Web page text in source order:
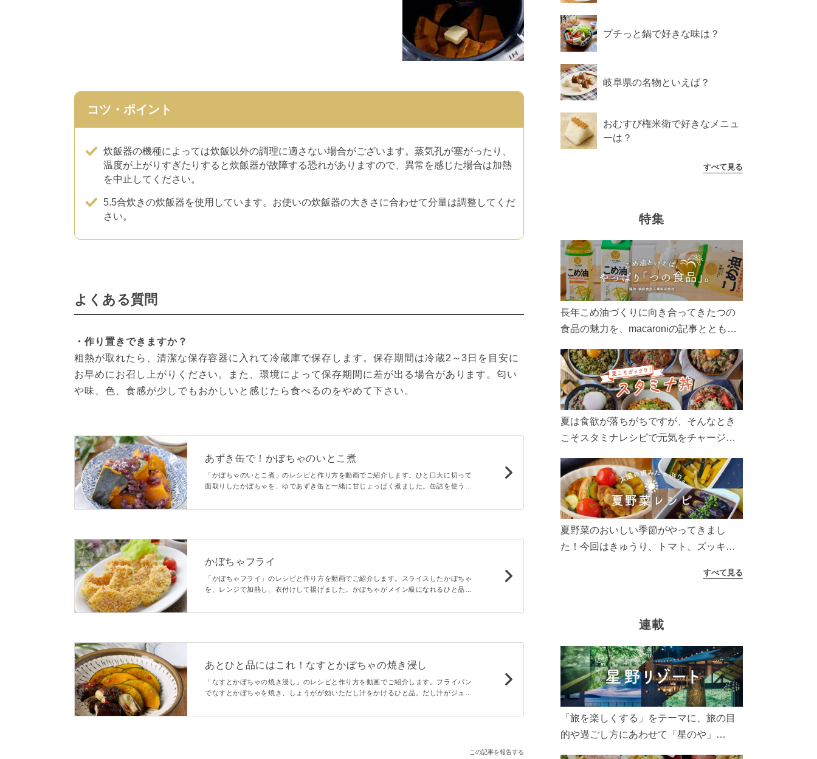
コツ・ポイント
炊飯器の機種によっては炊飯以外の調理に適さない場合がございます。蒸気孔が塞がったり、
温度が上がりすぎたりすると炊飯器が故障する恐れがありますので、異常を感じた場合は加熱
を中止してください。
5.5合炊きの炊飯器を使用しています。お使いの炊飯器の大きさに合わせて分量は調整してくだ
さい。
よくある質問
・作り置きできますか？
粗熱が取れたら、清潔な保存容器に入れて冷蔵庫で保存します。保存期間は冷蔵2～3日を目安に
お早めにお召し上がりください。また、環境によって保存期間に差が出る場合があります。匂い
や味、色、食感が少しでもおかしいと感じたら食べるのをやめて下さい。
あずき缶で！かぼちゃのいとこ煮
「かぼちゃのいとこ煮」のレシピと作り方を動画でご紹介します。ひと口大に切って
面取りしたかぼちゃを、ゆであずき缶と一緒に甘じょっぱく煮ました。缶詰を使う
めしたいひと品です。
かぼちゃフライ
「かぼちゃフライ」のレシピと作り方を動画でご紹介します。スライスしたかぼちゃ
を、レンジで加熱し、衣付けして揚げました。かぼちゃがメイン級になれるひと品で
うと、簡単にフライが作れますよ。
あとひと品にはこれ！なすとかぼちゃの焼き浸し
「なすとかぼちゃの焼き浸し」のレシピと作り方を動画でご紹介します。フライパン
でなすとかぼちゃを焼き、しょうがが効いただし汁をかけるひと品。だし汁がジュワ
この記事を報告する
プチっと鍋で好きな味は？
岐阜県の名物といえば？
おむすび権米衛で好きなメニュ
ーは？
すべて見る
特集
長年こめ油づくりに向き合ってきたつの
食品の魅力を、macaroniの記事とともに
ん、製造現場や品質へのこだわりまで。
こめ油をもっと好きになるコンテンツを
ぜひお楽しみください。
夏は食欲が落ちがちですが、そんなとき
こそスタミナレシピで元気をチャージ！
リ食べて、夏バテを吹き飛ばしましょ
う！
夏野菜のおいしい季節がやってきまし
た！今回はきゅうり、トマト、ズッキー
太陽の光をたっぷりあびた夏野菜は栄養
すべて見る
連載
「旅を楽しくする」をテーマに、旅の目
的や過ごし方にあわせて「星のや」